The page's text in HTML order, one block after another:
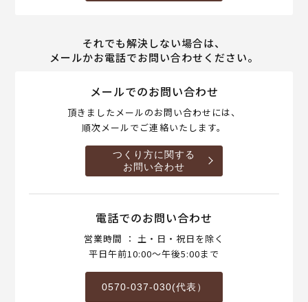
それでも解決しない場合は、
メールかお電話でお問い合わせください。
メールでのお問い合わせ
頂きましたメールのお問い合わせには、
順次メールでご連絡いたします。
つくり方に関する
お問い合わせ
電話でのお問い合わせ
営業時間 ： 土・日・祝日を除く
平日午前10:00～午後5:00まで
0570-037-030(代表）